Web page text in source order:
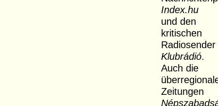
Index.hu
und den
kritischen
Radiosender
Klubrádió.
Auch die
Zeitungen